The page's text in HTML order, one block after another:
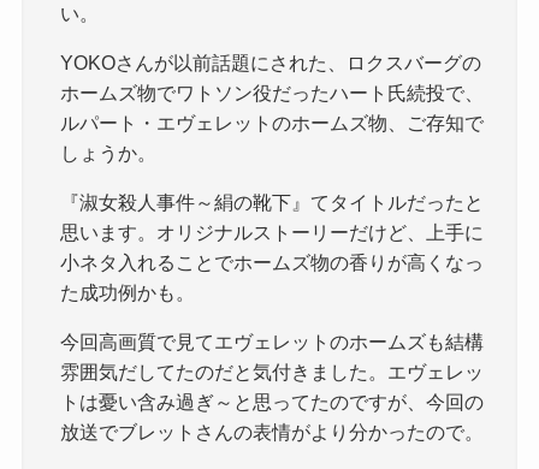
い。
YOKOさんが以前話題にされた、ロクスバーグの
ホームズ物でワトソン役だったハート氏続投で、
ルパート・エヴェレットのホームズ物、ご存知で
しょうか。
『淑女殺人事件～絹の靴下』てタイトルだったと
思います。オリジナルストーリーだけど、上手に
小ネタ入れることでホームズ物の香りが高くなっ
た成功例かも。
今回高画質で見てエヴェレットのホームズも結構
雰囲気だしてたのだと気付きました。エヴェレッ
トは憂い含み過ぎ～と思ってたのですが、今回の
放送でブレットさんの表情がより分かったので。